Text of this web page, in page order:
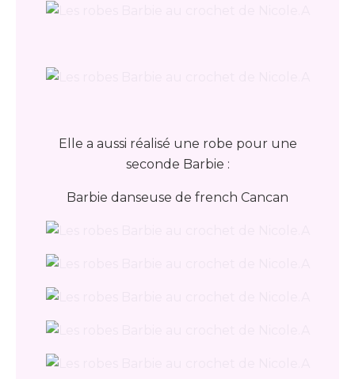
Elle a aussi réalisé une robe pour une
seconde Barbie :
Barbie danseuse de french Cancan